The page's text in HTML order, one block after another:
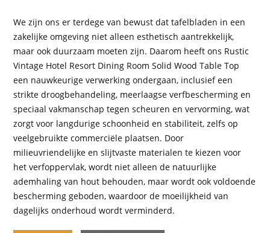
We zijn ons er terdege van bewust dat tafelbladen in een
zakelijke omgeving niet alleen esthetisch aantrekkelijk,
maar ook duurzaam moeten zijn. Daarom heeft ons Rustic
Vintage Hotel Resort Dining Room Solid Wood Table Top
een nauwkeurige verwerking ondergaan, inclusief een
strikte droogbehandeling, meerlaagse verfbescherming en
speciaal vakmanschap tegen scheuren en vervorming, wat
zorgt voor langdurige schoonheid en stabiliteit, zelfs op
veelgebruikte commerciële plaatsen. Door
milieuvriendelijke en slijtvaste materialen te kiezen voor
het verfoppervlak, wordt niet alleen de natuurlijke
ademhaling van hout behouden, maar wordt ook voldoende
bescherming geboden, waardoor de moeilijkheid van
dagelijks onderhoud wordt verminderd.